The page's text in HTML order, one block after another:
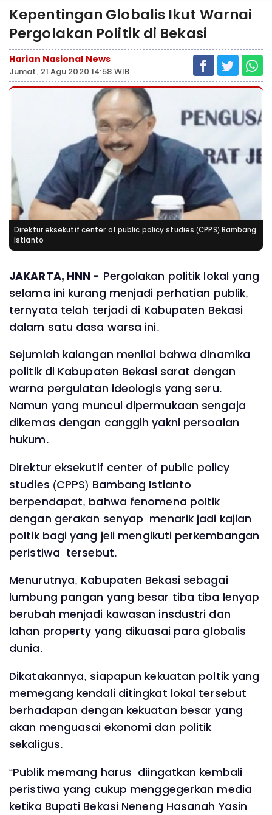
Kepentingan Globalis Ikut Warnai
Pergolakan Politik di Bekasi
Harian Nasional News
Jumat, 21 Agu 2020 14:58 WIB
Direktur eksekutif center of public policy studies (CPPS) Bambang
Istianto
JAKARTA, HNN - Pergolakan politik lokal yang
selama ini kurang menjadi perhatian publik,
ternyata telah terjadi di Kabupaten Bekasi
dalam satu dasa warsa ini.
Sejumlah kalangan menilai bahwa dinamika
politik di Kabupaten Bekasi sarat dengan
warna pergulatan ideologis yang seru.
Namun yang muncul dipermukaan sengaja
dikemas dengan canggih yakni persoalan
hukum.
Direktur eksekutif center of public policy
studies (CPPS) Bambang Istianto
berpendapat, bahwa fenomena poltik
dengan gerakan senyap menarik jadi kajian
poltik bagi yang jeli mengikuti perkembangan
peristiwa tersebut.
Menurutnya, Kabupaten Bekasi sebagai
lumbung pangan yang besar tiba tiba lenyap
berubah menjadi kawasan insdustri dan
lahan property yang dikuasai para globalis
dunia.
Dikatakannya, siapapun kekuatan poltik yang
memegang kendali ditingkat lokal tersebut
berhadapan dengan kekuatan besar yang
akan menguasai ekonomi dan politik
sekaligus.
“Publik memang harus diingatkan kembali
peristiwa yang cukup menggegerkan media
ketika Bupati Bekasi Neneng Hasanah Yasin